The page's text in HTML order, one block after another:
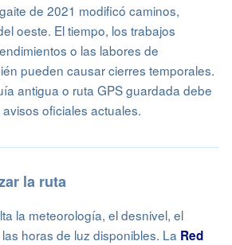
de 2021 modificó caminos,
oeste. El tiempo, los trabajos
o las labores de
pueden causar cierres temporales.
antigua o ruta GPS guardada debe
oficiales actuales.
la ruta
la meteorología, el desnivel, el
horas de luz disponibles. La Red